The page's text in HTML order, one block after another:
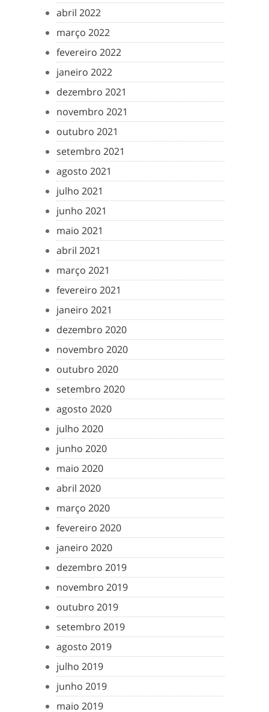
abril 2022
março 2022
fevereiro 2022
janeiro 2022
dezembro 2021
novembro 2021
outubro 2021
setembro 2021
agosto 2021
julho 2021
junho 2021
maio 2021
abril 2021
março 2021
fevereiro 2021
janeiro 2021
dezembro 2020
novembro 2020
outubro 2020
setembro 2020
agosto 2020
julho 2020
junho 2020
maio 2020
abril 2020
março 2020
fevereiro 2020
janeiro 2020
dezembro 2019
novembro 2019
outubro 2019
setembro 2019
agosto 2019
julho 2019
junho 2019
maio 2019